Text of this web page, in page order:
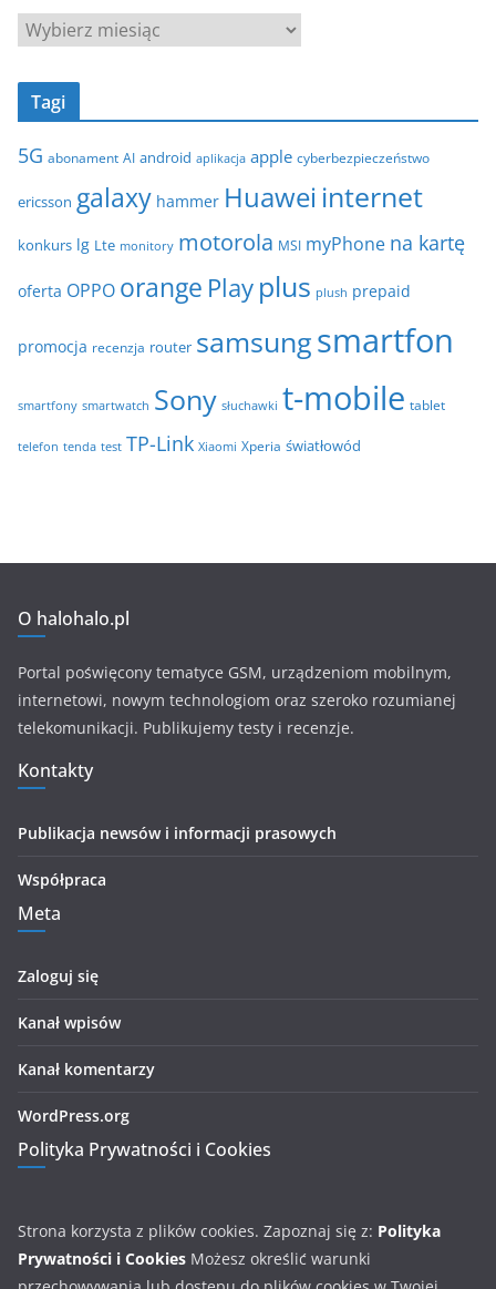
g
e
A
c
w
Tagi
5G abonament AI android aplikacja apple cyberbezpieczeństwo
ericsson galaxy hammer Huawei internet
konkurs lg Lte monitory motorola MSI myPhone na kartę
oferta OPPO orange Play plus plush prepaid
promocja recenzja router samsungsmartfon
smartfony smartwatch Sony słuchawki t-mobile tablet
telefon tenda test TP-Link Xiaomi Xperia światłowód
O halohalo.pl
Portal poświęcony tematyce GSM, urządzeniom mobilnym,
internetowi, nowym technologiom oraz szeroko rozumianej
telekomunikacji. Publikujemy testy i recenzje.
Kontakty
Publikacja newsów i informacji prasowych
Współpraca
Meta
Zaloguj się
Kanał wpisów
Kanał komentarzy
WordPress.org
Polityka Prywatności i Cookies
Strona korzysta z plików cookies. Zapoznaj się z: Polityka
Prywatności i Cookies Możesz określić warunki